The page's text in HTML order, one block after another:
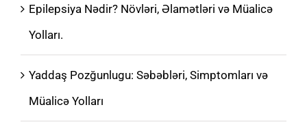
Epilepsiya Nədir? Növləri, Əlamətləri və Müalicə
Yolları.
Yaddaş Pozğunlugu: Səbəbləri, Simptomları və
Müalicə Yolları